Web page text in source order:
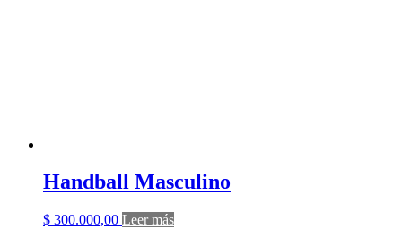
Handball Masculino
$ 300.000,00 Leer más